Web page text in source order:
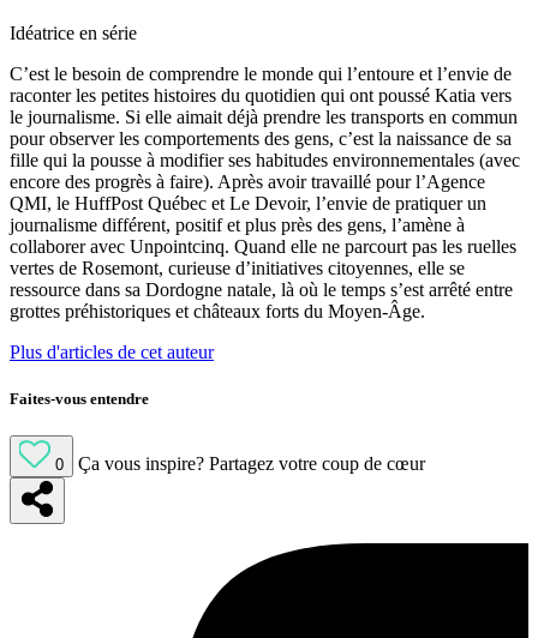
Idéatrice en série
C’est le besoin de comprendre le monde qui l’entoure et l’envie de
raconter les petites histoires du quotidien qui ont poussé Katia vers
le journalisme. Si elle aimait déjà prendre les transports en commun
pour observer les comportements des gens, c’est la naissance de sa
fille qui la pousse à modifier ses habitudes environnementales (avec
encore des progrès à faire). Après avoir travaillé pour l’Agence
QMI, le HuffPost Québec et Le Devoir, l’envie de pratiquer un
journalisme différent, positif et plus près des gens, l’amène à
collaborer avec Unpointcinq. Quand elle ne parcourt pas les ruelles
vertes de Rosemont, curieuse d’initiatives citoyennes, elle se
ressource dans sa Dordogne natale, là où le temps s’est arrêté entre
grottes préhistoriques et châteaux forts du Moyen-Âge.
Plus d'articles de cet auteur
Faites-vous entendre
0 Ça vous inspire? Partagez votre coup de cœur